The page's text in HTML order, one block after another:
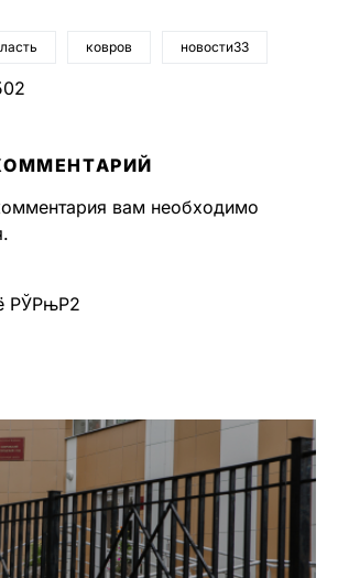
ковров новости33
вам необходимо
.
РЎРњР2